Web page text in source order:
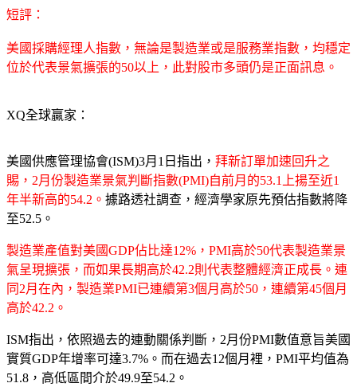
短評：
美國採購經理人指數，無論是製造業或是服務業指數，均穩定
位於代表景氣擴張的50以上，此對股市多頭仍是正面訊息。
XQ全球贏家：
美國供應管理協會(ISM)3月1日指出， 拜新訂單加速回升之
賜，2月份製造業景氣判斷指數(PMI)自前月的53.1上揚至近1
年半新高的54.2。 據路透社調查，經濟學家原先預估指數將降
至52.5。
製造業產值對美國GDP佔比達12%，PMI高於50代表製造業景
氣呈現擴張，而如果長期高於42.2則代表整體經濟正成長。連
同2月在內，製造業PMI已連續第3個月高於50，連續第45個月
高於42.2。
ISM指出，依照過去的連動關係判斷，2月份PMI數值意旨美國
實質GDP年增率可達3.7%。而在過去12個月裡，PMI平均值為
51.8，高低區間介於49.9至54.2。